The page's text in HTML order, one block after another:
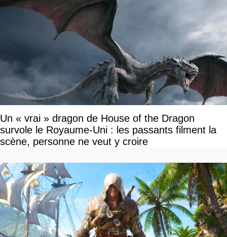
Un « vrai » dragon de House of the Dragon
survole le Royaume-Uni : les passants filment la
scène, personne ne veut y croire